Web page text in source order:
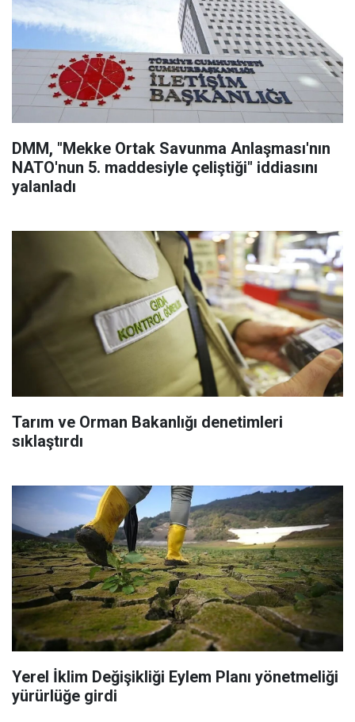
DMM, "Mekke Ortak Savunma Anlaşması'nın
NATO'nun 5. maddesiyle çeliştiği" iddiasını
yalanladı
Tarım ve Orman Bakanlığı denetimleri
sıklaştırdı
Yerel İklim Değişikliği Eylem Planı yönetmeliği
yürürlüğe girdi